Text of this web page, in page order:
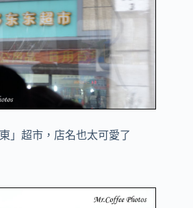
」超市，店名也太可愛了